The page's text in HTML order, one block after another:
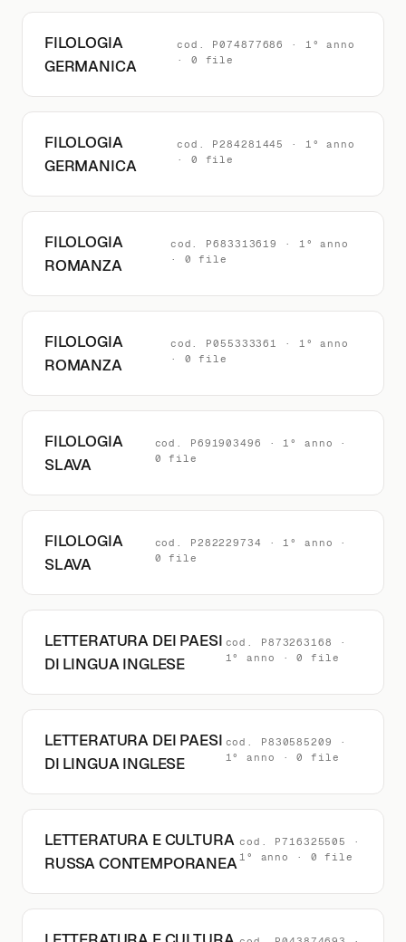
FILOLOGIA
GERMANICA
cod. P074877686 · 1° anno
· 0 file
FILOLOGIA
GERMANICA
cod. P284281445 · 1° anno
· 0 file
FILOLOGIA
ROMANZA
cod. P683313619 · 1° anno
· 0 file
FILOLOGIA
ROMANZA
cod. P055333361 · 1° anno
· 0 file
FILOLOGIA
SLAVA
cod. P691903496 · 1° anno ·
0 file
FILOLOGIA
SLAVA
cod. P282229734 · 1° anno ·
0 file
LETTERATURA DEI PAESI
DI LINGUA INGLESE
cod. P873263168 ·
1° anno · 0 file
LETTERATURA DEI PAESI
DI LINGUA INGLESE
cod. P830585209 ·
1° anno · 0 file
LETTERATURA E CULTURA
RUSSA CONTEMPORANEA
cod. P716325505 ·
1° anno · 0 file